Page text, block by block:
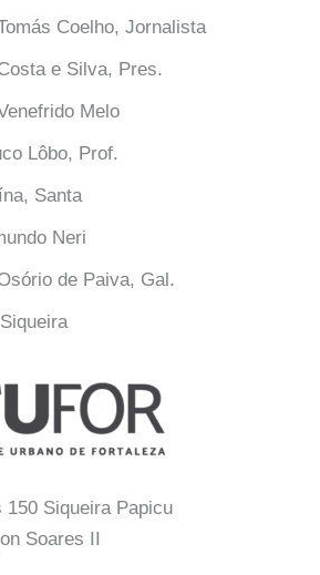
Coelho, Jornalista
e Silva, Pres.
Melo
Lôbo, Prof.
Santa
Neri
de Paiva, Gal.
150 Siqueira Papicu
Soares II